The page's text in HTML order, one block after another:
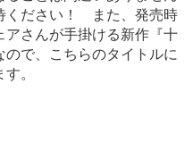
ください！ また、発売時
さんが手掛ける新作『十
で、こちらのタイトルに
。